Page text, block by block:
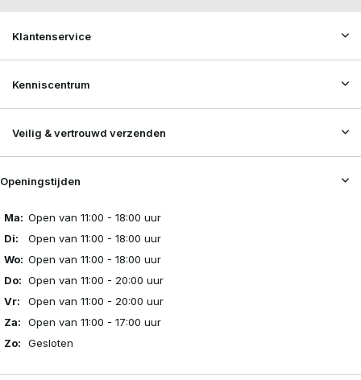
Klantenservice
Kenniscentrum
Veilig & vertrouwd verzenden
Openingstijden
Ma: Open van 11:00 - 18:00 uur
Di:
Open van 11:00 - 18:00 uur
Wo: Open van 11:00 - 18:00 uur
Do: Open van 11:00 - 20:00 uur
Vr:
Open van 11:00 - 20:00 uur
Za:
Open van 11:00 - 17:00 uur
Zo:
Gesloten